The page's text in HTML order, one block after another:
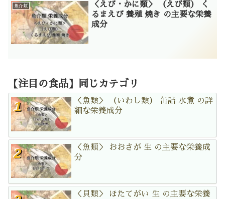
魚介類
＜えび・かに類＞ （えび類） く
るまえび 養殖 焼き の主要な栄養
成分
【注目の食品】同じカテゴリ
＜魚類＞ （いわし類） 缶詰 水煮 の詳
細な栄養成分
＜魚類＞ おおさが 生 の主要な栄養成
分
＜貝類＞ ほたてがい 生 の主要な栄養